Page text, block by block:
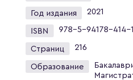
Год издания 2021
ISBN 978-5-94178-414-1
Страниц 216
Образование